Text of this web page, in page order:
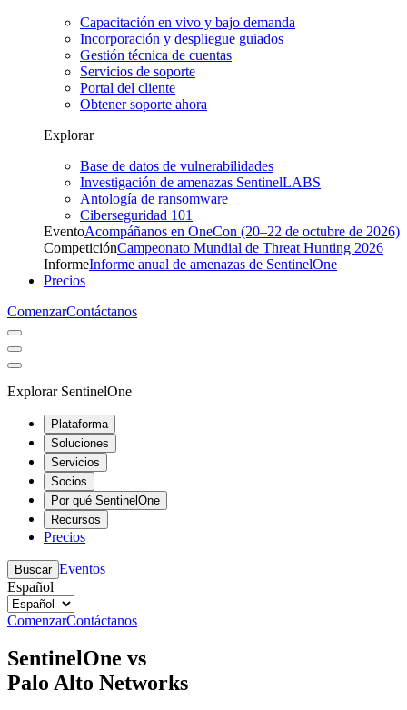
Capacitación en vivo y bajo demanda
Incorporación y despliegue guiados
Gestión técnica de cuentas
Servicios de soporte
Portal del cliente
Obtener soporte ahora
Explorar
Base de datos de vulnerabilidades
Investigación de amenazas SentinelLABS
Antología de ransomware
Ciberseguridad 101
EventoAcompáñanos en OneCon (20–22 de octubre de 2026)
CompeticiónCampeonato Mundial de Threat Hunting 2026
InformeInforme anual de amenazas de SentinelOne
Precios
ComenzarContáctanos
Explorar SentinelOne
Plataforma
Soluciones
Servicios
Socios
Por qué SentinelOne
Recursos
Precios
Buscar Eventos
Español
ComenzarContáctanos
SentinelOne vs
Palo Alto Networks